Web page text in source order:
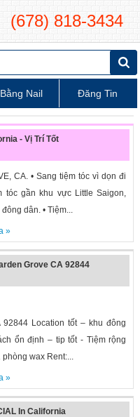
(678) 818-3434
Bằng Nail Đăng Tin
- Vị Trí Tốt
CA. • Sang tiệm tóc vì dọn đi
tóc gần khu vực Little Saigon,
dân. • Tiệm...
»
Grove CA 92844
Location tốt – khu đông
ổn định – tip tốt - Tiệm rộng
wax Rent:...
»
In California